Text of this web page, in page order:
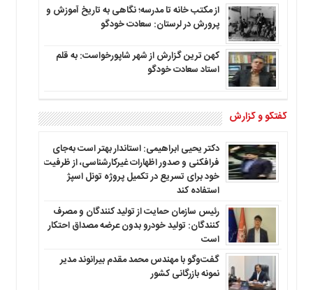
از مکتب خانه تا مدرسه؛ نگاهی به تاریخ آموزش و
پرورش در لرستان: سعادت خودگو
کهن ترین گزارش از شهر شاپورخواست: به قلم
استاد سعادت خودگو
گفتگو و گزارش
دکتر یحیی ابراهیمی: استاندار بهتر است به‌جای
فرافکنی و صدور اظهارات غیرکارشناسی، از ظرفیت
خود برای تسریع در تکمیل پروژه تونل اسپژ
استفاده کند
رئیس سازمان حمایت از تولید کنندگان و مصرف
کنندگان: تولید خودرو بدون عرضه مصداق احتکار
است
گفت‌وگو با مهندس محمد مقدم بیرانوند مدیر
نمونه بازرگانی کشور